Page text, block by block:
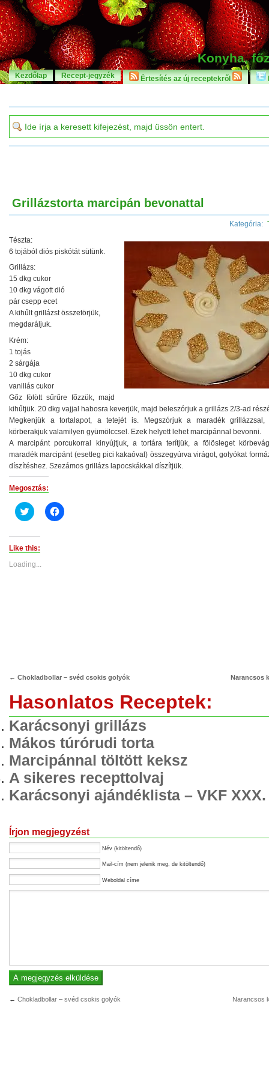
Konyha,
Kezdőlap Recept-jegyzék Értesítés az új receptekről
Grillázstorta marcipán bevonattal
Kategória:
Tészta:
6 tojából diós piskótát sütünk.
Grillázs:
15 dkg cukor
10 dkg vágott dió
pár csepp ecet
A kihűlt grillázst összetörjük,
megdaráljuk.
Krém:
1 tojás
2 sárgája
10 dkg cukor
vaniliás cukor
Gőz fölött sűrűre főzzük, majd
kihűtjük. 20 dkg vajjal habosra keverjük, majd beleszórjuk a grillázs 2/3-ad
Megkenjük a tortalapot, a tetejét is. Megszórjuk a maradék grillázzsal,
körberakjuk valamilyen gyümölccsel. Ezek helyett lehet marcipánnal bevonni.
A marcipánt porcukorral kinyújtjuk, a tortára terítjük, a fölösleget
maradék marcipánt (esetleg pici kakaóval) összegyúrva virágot, golyókat
díszítéshez. Szezámos grillázs lapocskákkal díszítjük.
Megosztás:
Click
to
(Opens
in
new
Click
to
Like this:
Loading...
← Chokladbollar – svéd csokis golyók Narancsos
Hasonlatos Receptek:
Karácsonyi grillázs
Mákos túrórudi torta
Marcipánnal töltött keksz
A sikeres recepttolvaj
Karácsonyi ajándéklista – VKF XXX.
Írjon megjegyzést
Név (kitöltendő)
Mail-cím (nem jelenik meg, de kitöltendő)
Weboldal címe
← Chokladbollar – svéd csokis golyók Narancsos